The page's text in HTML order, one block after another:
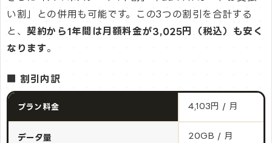
い割」との併用も可能です。この3つの割引を合計する
と、 契約から1年間は月額料金が3,025円（税込）も安く
なります。
■ 割引内訳
プラン料金 4,103円 / 月
データ量 20GB / 月